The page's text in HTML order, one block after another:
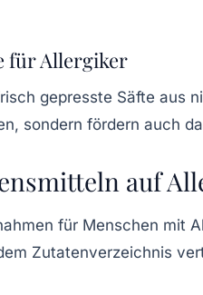
für Allergiker
gepresste Säfte aus
sondern fördern auch
auf
für Menschen mit
Zutatenverzeichnis